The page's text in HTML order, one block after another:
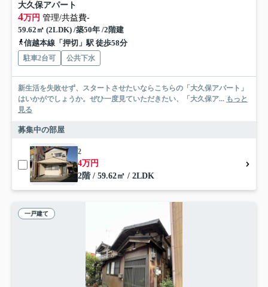
大久保アパート
4万円 管理/共益費-
59.62㎡ (2LDK) /築50年 /2階建
信越本線「押切」駅 徒歩58分
駐車2台可 公共下水
新生活を失敗せず、スタートさせたいならこちらの「大久保アパート」
はいかがでしょうか。ぜひ一度見ていただきたい、「大久保ア... もっと
見る
募集中の部屋
2
4万円
2階 / 59.62㎡ / 2LDK
一戸建て